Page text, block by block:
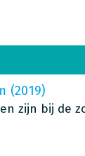
(2019)
zijn bij de